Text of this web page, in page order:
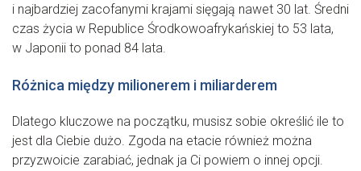
i najbardziej zacofanymi krajami sięgają nawet 30 lat. Średni
czas życia w Republice Środkowoafrykańskiej to 53 lata,
w Japonii to ponad 84 lata.
Różnica między milionerem i miliarderem
Dlatego kluczowe na początku, musisz sobie określić ile to
jest dla Ciebie dużo. Zgoda na etacie również można
przyzwoicie zarabiać, jednak ja Ci powiem o innej opcji.